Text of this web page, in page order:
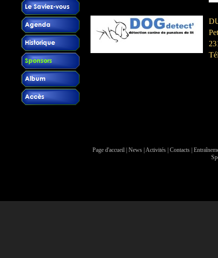
Page d'accueil| News| Activités| Contacts|